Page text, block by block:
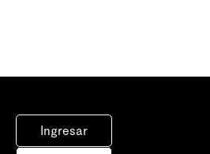
Ingresar